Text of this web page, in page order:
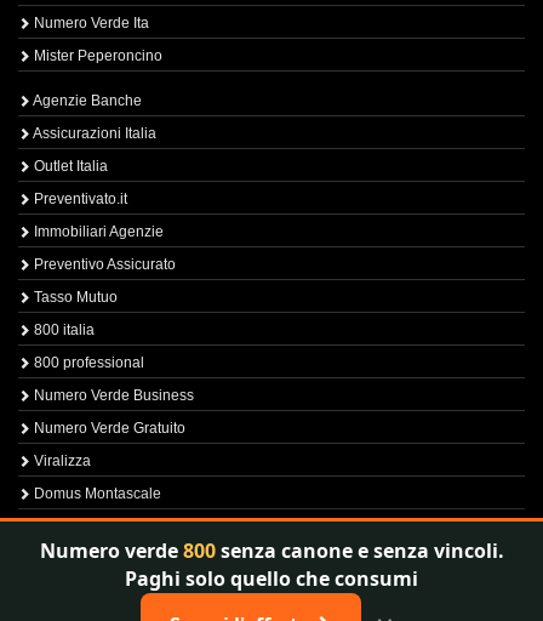
Numero Verde Ita
Mister Peperoncino
Agenzie Banche
Assicurazioni Italia
Outlet Italia
Preventivato.it
Immobiliari Agenzie
Preventivo Assicurato
Tasso Mutuo
800 italia
800 professional
Numero Verde Business
Numero Verde Gratuito
Viralizza
Domus Montascale
Sprint800
Verfica Numero Verde
Numero verde800senza canone e senza vincoli.
Paghi solo quello che consumi